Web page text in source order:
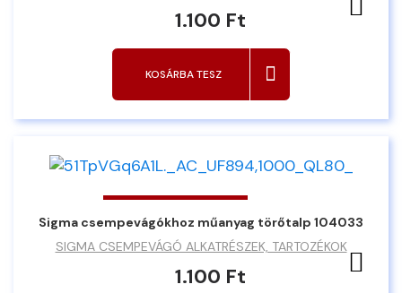
1.100 Ft
KOSÁRBA TESZ
Sigma csempevágókhoz műanyag törőtalp 104033
SIGMA CSEMPEVÁGÓ ALKATRÉSZEK, TARTOZÉKOK
1.100 Ft